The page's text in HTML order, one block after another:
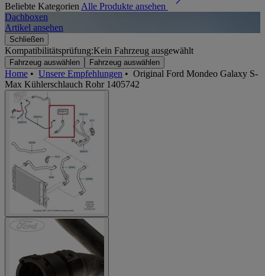
Beliebte Kategorien Alle Produkte ansehen
Dachboxen
Artikel ansehen
Schließen
Kompatibilitätsprüfung:Kein Fahrzeug ausgewählt
Fahrzeug auswählen Fahrzeug auswählen
Home • Unsere Empfehlungen • Original Ford Mondeo Galaxy S-
Max Kühlerschlauch Rohr 1405742